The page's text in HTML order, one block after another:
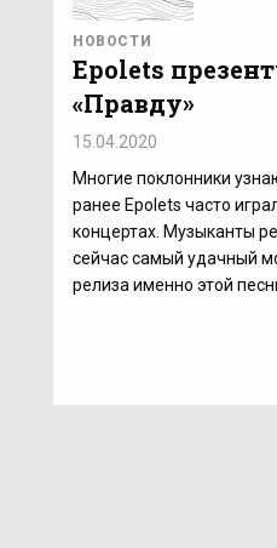
НОВОСТИ
Epolets
«Правду»
15.04.2020
Многие поклонники
ранее Epolets часто
концертах. Музыканты
сейчас самый удачный
релиза именно этой